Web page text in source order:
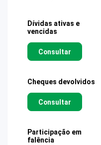
Dívidas ativas e
vencidas
Consultar
Cheques devolvidos
Consultar
Participação em
falência